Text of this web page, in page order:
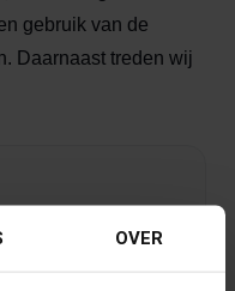
OVER
gebruik van de
Daarnaast treden wij